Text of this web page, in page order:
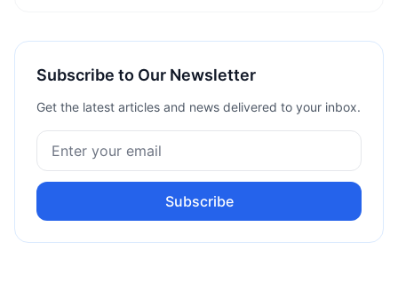
Subscribe to Our Newsletter
Get the latest articles and news delivered to your inbox.
Subscribe